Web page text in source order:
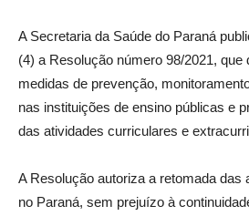
A Secretaria da Saúde do Paraná
(4) a Resolução número 98/2021, que
medidas de prevenção,
nas instituições de ensino públicas e
das atividades curriculares e
A Resolução autoriza a retomada das
no Paraná, sem prejuízo à